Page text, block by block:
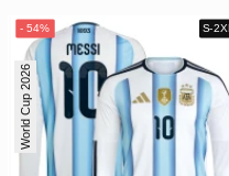
World Cup 2026